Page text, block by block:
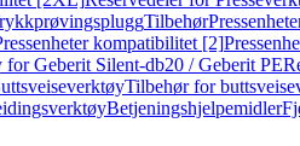
Tilbehør
kompatibilitet [2]
for Geberit Silent-db20 / Geberit PE
Tilbehør for
Betjeningshjelpemidler